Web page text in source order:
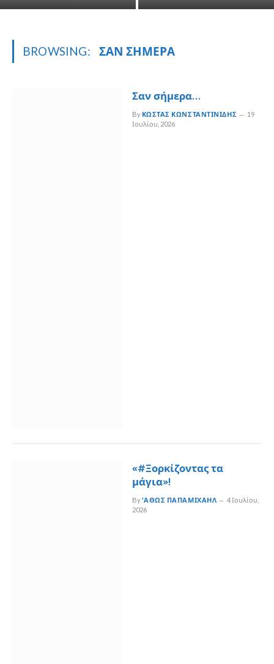
BROWSING: ΣΑΝ ΣΗΜΕΡΑ
Σαν σήμερα…
By ΚΏΣΤΑΣ ΚΩΝΣΤΑΝΤΙΝΊΔΗΣ
19
Ιουλίου, 2026
«#Ξορκίζοντας τα
μάγια»!
By'ΑΘΩΣ ΠΑΠΑΜΙΧΑΉΛ
4 Ιουλίου,
2026